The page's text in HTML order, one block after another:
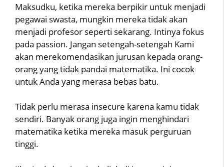
Maksudku, ketika mereka berpikir untuk menjadi
pegawai swasta, mungkin mereka tidak akan
menjadi profesor seperti sekarang. Intinya fokus
pada passion. Jangan setengah-setengah Kami
akan merekomendasikan jurusan kepada orang-
orang yang tidak pandai matematika. Ini cocok
untuk Anda yang merasa bebas batu.
Tidak perlu merasa insecure karena kamu tidak
sendiri. Banyak orang juga ingin menghindari
matematika ketika mereka masuk perguruan
tinggi.